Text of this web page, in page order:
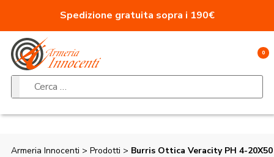
Spedizione gratuita sopra i 190€
0
Ricerca per:
Armeria Innocenti > Prodotti > Burris Ottica Veracity PH 4-